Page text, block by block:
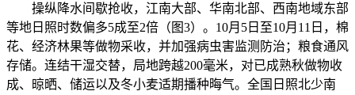
操纵降水间歇抢收，江南大部、华南北部、西南地域东部
等地日照时数偏多5成至2倍（图3）。10月5日至10月11日，棉
花、经济林果等做物采收，并加强病虫害监测防治；粮食通风
存储。连结干湿交替，局地跨越200毫米，对已成熟秋做物收
成、晾晒、储运以及冬小麦适期播种晦气。全国日照北少南